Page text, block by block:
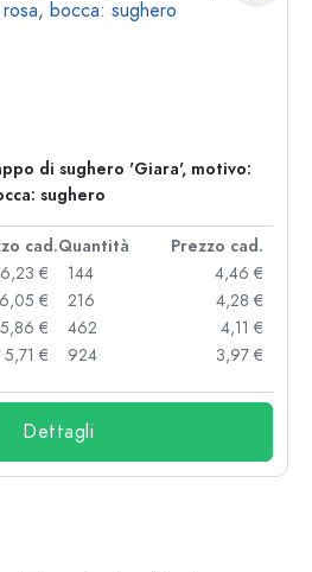
di sughero 'Giara', motivo:
sughero
cad.Quantità
Prezzo cad.
6,23 €
6,05 €
5,86 €
5,71 €
144
4,46 €
216
4,28 €
462
4,11 €
924
3,97 €
Dettagli